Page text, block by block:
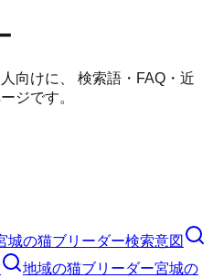
向けに、 検索語・FAQ・近
ジです。
城の猫ブリーダー検索意図
地域の猫ブリーダー宮城の